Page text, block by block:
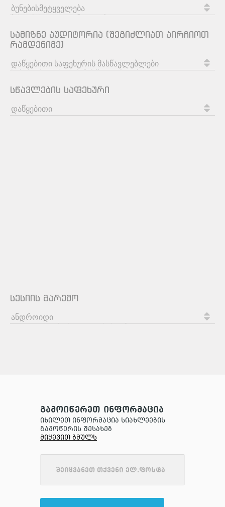
სამიზნე აუდიტორია (შეგიძლიათ აირჩიოთ
რამდენიმე)
სწავლების საფეხური
სესიის გარემო
გამოიწერეთ ინფორმაცია
იხილეთ ინფორმაცია სიახლეების
გამოწერის შესახებ
მიყევით ბმულს